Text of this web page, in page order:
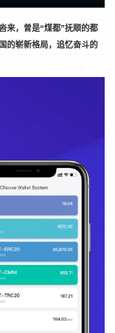
来，曾是“煤都”抚顺的都
的崭新格局，追忆奋斗的